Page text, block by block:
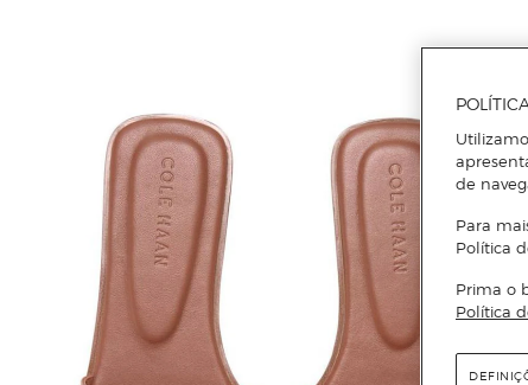
de
Para
Política
Prima o
Política